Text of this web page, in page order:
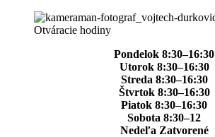
Otváracie hodiny
Pondelok 8:30–16:30
Utorok 8:30–16:30
Streda 8:30–16:30
Štvrtok 8:30–16:30
Piatok 8:30–16:30
Sobota 8:30–12
Nedeľa Zatvorené